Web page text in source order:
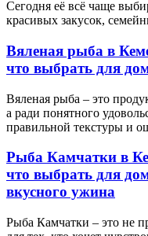
Сегодня её всё чаще
красивых закусок,
Вяленая рыба в
что выбрать для
Вяленая рыба – это
а ради понятного
правильной текстуры и
Рыба Камчатки в
что выбрать для
вкусного ужина
Рыба Камчатки – это не